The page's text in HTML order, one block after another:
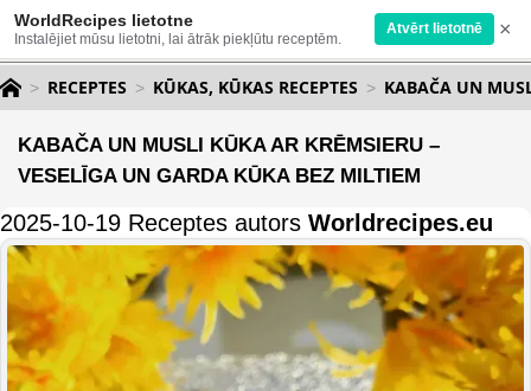
WorldRecipes lietotne
Instalējiet mūsu lietotni, lai ātrāk piekļūtu receptēm.
Atvērt lietotnē ×
RECEPTES KŪKAS, KŪKAS RECEPTES KABAČA UN
KABAČA UN MUSLI KŪKA AR KRĒMSIERU –
VESELĪGA UN GARDA KŪKA BEZ MILTIEM
2025-10-19 Receptes autors Worldrecipes.eu